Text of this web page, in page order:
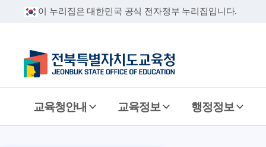
이 누리집은 대한민국 공식 전자정부 누리집입니다.
교육청안내 교육정보 행정정보